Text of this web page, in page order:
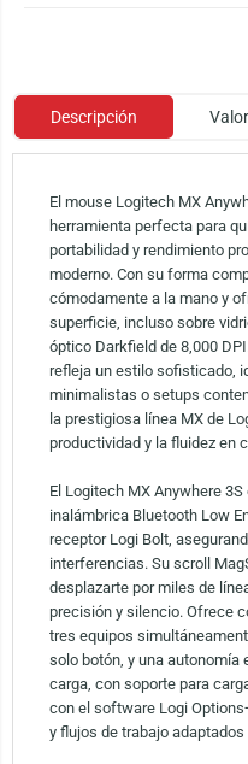
Descripción
El mouse Logitech MX
herramienta perfecta para
portabilidad y rendimiento
moderno. Con su forma
cómodamente a la mano y
superficie, incluso sobre
óptico Darkfield de 8,000
refleja un estilo sofisticado,
minimalistas o setups
la prestigiosa línea MX de
productividad y la fluidez en
El Logitech MX Anywhere
inalámbrica Bluetooth Low
receptor Logi Bolt,
interferencias. Su scroll
desplazarte por miles de
precisión y silencio. Ofrece
tres equipos
solo botón, y una autonomía
carga, con soporte para
con el software Logi
y flujos de trabajo